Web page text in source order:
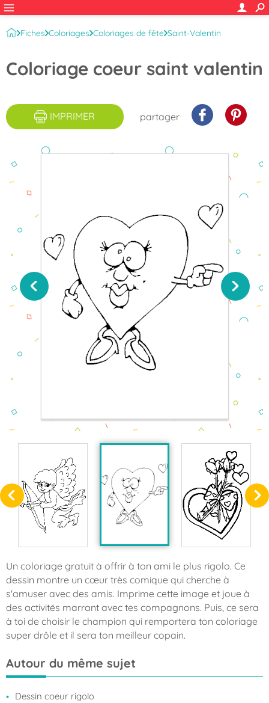
Fiches Coloriages Coloriages de fête Saint-Valentin
Coloriage coeur saint valentin
IMPRIMER partager
Un coloriage gratuit à offrir à ton ami le plus rigolo. Ce
dessin montre un cœur très comique qui cherche à
s'amuser avec des amis. Imprime cette image et joue à
des activités marrant avec tes compagnons. Puis, ce sera
à toi de choisir le champion qui remportera ton coloriage
super drôle et il sera ton meilleur copain.
Autour du même sujet
Dessin coeur rigolo